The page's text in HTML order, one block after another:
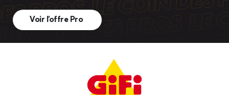
Voir l’offre Pro